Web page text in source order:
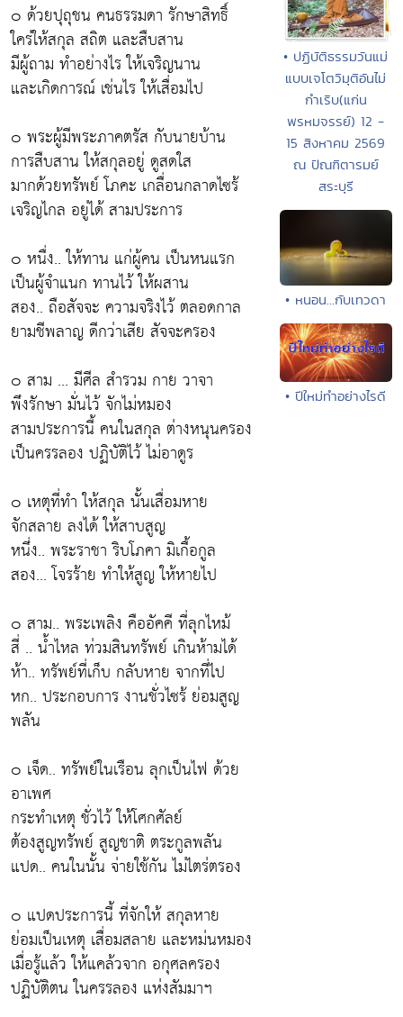
๐ ด้วยปุถุชน คนธรรมดา รักษาสิทธิ์
ใคร่ให้สกุล สถิต และสืบสาน
มีผู้ถาม ทำอย่างไร ให้เจริญนาน
และเกิดการณ์ เช่นไร ให้เสื่อมไป
๐ พระผู้มีพระภาคตรัส กับนายบ้าน
การสืบสาน ให้สกุลอยู่ ดูสดใส
มากด้วยทรัพย์ โภคะ เกลื่อนกลาดไซร้
เจริญไกล อยู่ได้ สามประการ
๐ หนื่ง.. ให้ทาน แก่ผู้คน เป็นหนแรก
เป็นผู้จำแนก ทานไว้ ให้ผสาน
สอง.. ถือสัจจะ ความจริงไว้ ตลอดกาล
ยามชีพลาญ ดีกว่าเสีย สัจจะครอง
๐ สาม ... มีศีล สำรวม กาย วาจา
พึงรักษา มั่นไว้ จักไม่หมอง
สามประการนี้ คนในสกุล ต่างหนุนครอง
เป็นครรลอง ปฏิบัติไว้ ไม่อาดูร
๐ เหตุที่ทำ ให้สกุล นั้นเสื่อมหาย
จักสลาย ลงได้ ให้สาบสูญ
หนึ่ง.. พระราชา ริบโภคา มิเกื้อกูล
สอง... โจรร้าย ทำให้สูญ ให้หายไป
๐ สาม.. พระเพลิง คืออัคคี ที่ลุกไหม้
สี่ .. น้ำไหล ท่วมสินทรัพย์ เกินห้ามได้
ห้า.. ทรัพย์ที่เก็บ กลับหาย จากที่ไป
หก.. ประกอบการ งานชั่วไซร้ ย่อมสูญ
พลัน
๐ เจ็ด.. ทรัพย์ในเรือน ลุกเป็นไฟ ด้วย
อาเพศ
กระทำเหตุ ชั่วไว้ ให้โศกศัลย์
ต้องสูญทรัพย์ สูญชาติ ตระกูลพลัน
แปด.. คนในนั้น จ่ายใช้กัน ไม่ไตร่ตรอง
๐ แปดประการนี้ ที่จักให้ สกุลหาย
ย่อมเป็นเหตุ เสื่อมสลาย และหม่นหมอง
เมื่อรู้แล้ว ให้แคล้วจาก อกุศลครอง
ปฏิบัติตน ในครรลอง แห่งสัมมาฯ
• ปฏิบัติธรรมวันแม่
แบบเจโตวิมุติอันไม่
กำเริบ(แก่น
พรหมจรรย์) 12 -
15 สิงหาคม 2569
ณ ปัณฑิตารมย์
สระบุรี
• หนอน...กับเทวดา
• ปีใหม่ทำอย่างไรดี